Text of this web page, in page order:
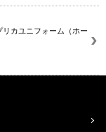
カユニフォーム（ホー